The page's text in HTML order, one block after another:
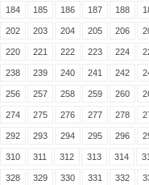
184 185 186 187 188
202 203 204 205 206
220 221 222 223 224
238 239 240 241 242
256 257 258 259 260
274 275 276 277 278
292 293 294 295 296
310 311 312 313 314
328 329 330 331 332